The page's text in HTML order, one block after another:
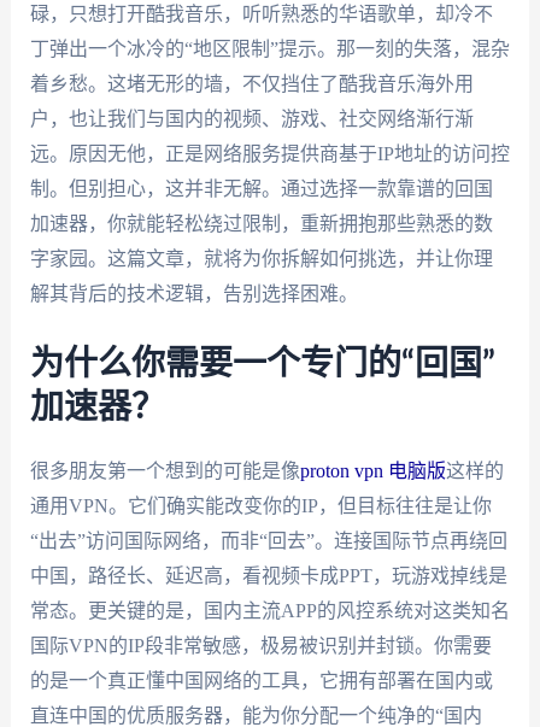
碌，只想打开酷我音乐，听听熟悉的华语歌单，却冷不
丁弹出一个冰冷的“地区限制”提示。那一刻的失落，混杂
着乡愁。这堵无形的墙，不仅挡住了酷我音乐海外用
户，也让我们与国内的视频、游戏、社交网络渐行渐
远。原因无他，正是网络服务提供商基于IP地址的访问控
制。但别担心，这并非无解。通过选择一款靠谱的回国
加速器，你就能轻松绕过限制，重新拥抱那些熟悉的数
字家园。这篇文章，就将为你拆解如何挑选，并让你理
解其背后的技术逻辑，告别选择困难。
为什么你需要一个专门的“回国”
加速器？
很多朋友第一个想到的可能是像proton vpn 电脑版这样的
通用VPN。它们确实能改变你的IP，但目标往往是让你
“出去”访问国际网络，而非“回去”。连接国际节点再绕回
中国，路径长、延迟高，看视频卡成PPT，玩游戏掉线是
常态。更关键的是，国内主流APP的风控系统对这类知名
国际VPN的IP段非常敏感，极易被识别并封锁。你需要
的是一个真正懂中国网络的工具，它拥有部署在国内或
直连中国的优质服务器，能为你分配一个纯净的“国内